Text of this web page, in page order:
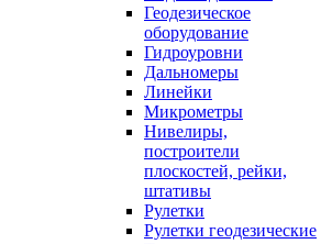
Геодезическое
оборудование
Гидроуровни
Дальномеры
Линейки
Микрометры
Нивелиры,
построители
плоскостей, рейки,
штативы
Рулетки
Рулетки геодезические